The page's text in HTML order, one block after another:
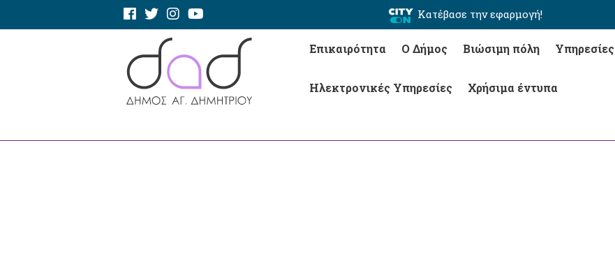
Κατέβασε την εφαρμογή!
Επικαιρότητα Ο Δήμος Βιώσιμη πόλη Υπηρεσίες
Ηλεκτρονικές Υπηρεσίες Χρήσιμα έντυπα